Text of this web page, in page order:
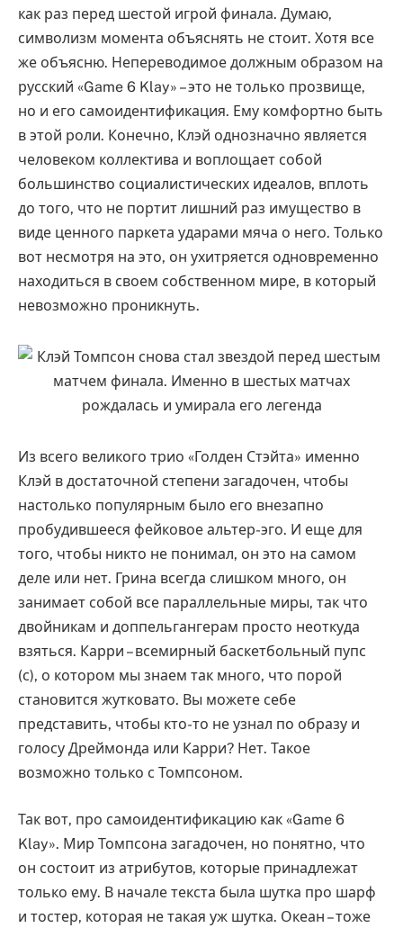
как раз перед шестой игрой финала. Думаю,
символизм момента объяснять не стоит. Хотя все
же объясню. Непереводимое должным образом на
русский «Game 6 Klay» – это не только прозвище,
но и его самоидентификация. Ему комфортно быть
в этой роли. Конечно, Клэй однозначно является
человеком коллектива и воплощает собой
большинство социалистических идеалов, вплоть
до того, что не портит лишний раз имущество в
виде ценного паркета ударами мяча о него. Только
вот несмотря на это, он ухитряется одновременно
находиться в своем собственном мире, в который
невозможно проникнуть.
Из всего великого трио «Голден Стэйта» именно
Клэй в достаточной степени загадочен, чтобы
настолько популярным было его внезапно
пробудившееся фейковое альтер-эго. И еще для
того, чтобы никто не понимал, он это на самом
деле или нет. Грина всегда слишком много, он
занимает собой все параллельные миры, так что
двойникам и доппельгангерам просто неоткуда
взяться. Карри – всемирный баскетбольный пупс
(с), о котором мы знаем так много, что порой
становится жутковато. Вы можете себе
представить, чтобы кто-то не узнал по образу и
голосу Дреймонда или Карри? Нет. Такое
возможно только с Томпсоном.
Так вот, про самоидентификацию как «Game 6
Klay». Мир Томпсона загадочен, но понятно, что
он состоит из атрибутов, которые принадлежат
только ему. В начале текста была шутка про шарф
и тостер, которая не такая уж шутка. Океан – тоже